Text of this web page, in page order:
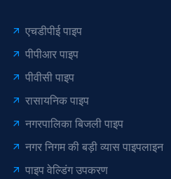
एचडीपीई पाइप
पीपीआर पाइप
पीवीसी पाइप
रासायनिक पाइप
नगरपालिका बिजली पाइप
नगर निगम की बड़ी व्यास पाइपलाइन
पाइप वेल्डिंग उपकरण